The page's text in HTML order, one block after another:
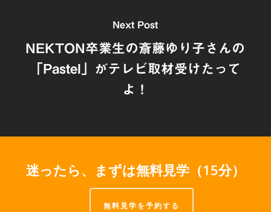
Next Post
NEKTON卒業生の斎藤ゆり子さんの
「Pastel」がテレビ取材受けたって
よ！
迷ったら、まずは無料見学（15分）
無料見学を予約する